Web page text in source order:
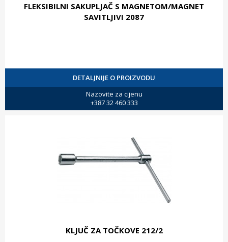
FLEKSIBILNI SAKUPLJAČ S MAGNETOM/MAGNET
SAVITLJIVI 2087
DETALJNIJE O PROIZVODU
Nazovite za cijenu
+387 32 460 333
KLJUČ ZA TOČKOVE 212/2